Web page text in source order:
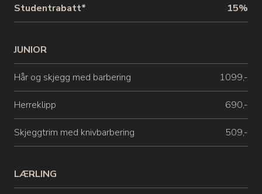
Studentrabatt* 15%
JUNIOR
Hår og skjegg med barbering 1099,-
Herreklipp 690,-
Skjeggtrim med knivbarbering 509,-
LÆRLING